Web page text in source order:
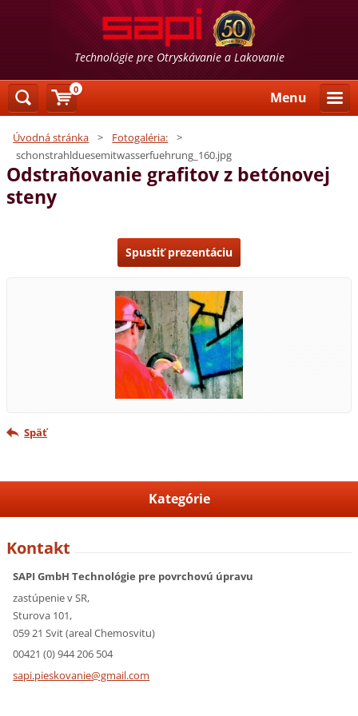
Technológie pre Otryskávanie a Lakovanie
Menu
Úvodná stránka > Fotogaléria:
>
schonstrahlduesemitwasserfuehrung_160.jpg
Odstraňovanie grafitov z betónovej
steny
Spustiť prezentáciu
Späť
Kategórie
Kontakt
SAPI GmbH Technológie pre povrchovú úpravu
zastúpenie v SR,
Sturova 101,
059 21 Svit (areal Chemosvitu)
00421 (0) 944 206 504
sapi.pieskovanie@gmail.com
0